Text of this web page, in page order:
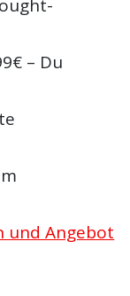
– Du
und Angebot